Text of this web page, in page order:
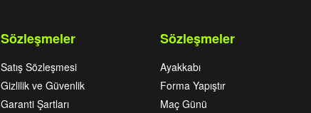
Sözleşmeler
Satış Sözleşmesi
Gizlilik ve Güvenlik
Garanti Şartları
Sözleşmeler
Ayakkabı
Forma Yapıştır
Maç Günü